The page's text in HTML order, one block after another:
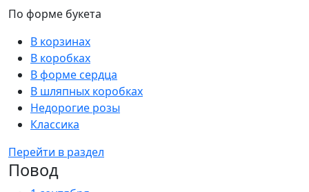
По форме букета
В корзинах
В коробках
В форме сердца
В шляпных коробках
Недорогие розы
Классика
Перейти в раздел
Повод